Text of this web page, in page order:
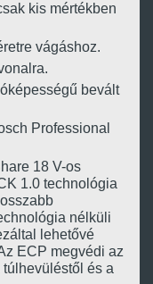
kis mértékben
vágáshoz.
bevált
Professional
18 V-os
1.0 technológia
nélküli
lehetővé
ECP megvédi az
és a